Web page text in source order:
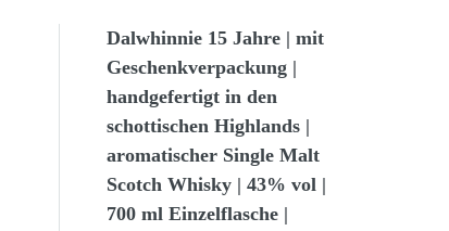
Dalwhinnie 15 Jahre | mit
Geschenkverpackung |
handgefertigt in den
schottischen Highlands |
aromatischer Single Malt
Scotch Whisky | 43% vol |
700 ml Einzelflasche |